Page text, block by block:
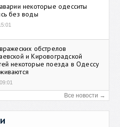
некоторые одесситы
без воды
обстрелов
и Кировоградской
некоторые поезда в Одессу
Все новости →